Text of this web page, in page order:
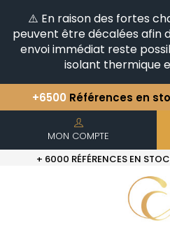
⚠️ En raison des fortes
peuvent être décalées afin
envoi immédiat reste
isolant thermique
+6500 Références en
Vous avez une
Découvrez notre sélection
MON COMPTE
+ 6000 RÉFÉRENCES EN